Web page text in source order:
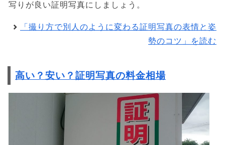
写りが良い証明写真にしましょう。
「撮り方で別人のように変わる証明写真の表情と姿
勢のコツ」を読む
高い？安い？証明写真の料金相場